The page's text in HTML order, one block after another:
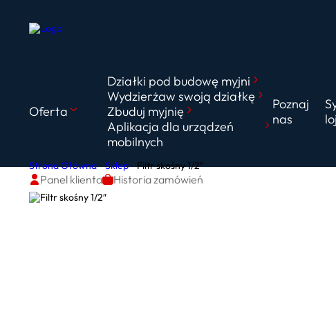
Oferta
Działki pod budowę myjni
Wydzierżaw swoją działkę
Zbuduj myjnię
Aplikacja dla urządzeń
mobilnych
Poznaj
nas
Panel klienta Historia zamówień
Strona Główna Sklep Filtr skośny 1/2″